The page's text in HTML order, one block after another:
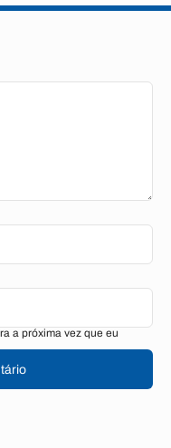
a próxima vez que eu